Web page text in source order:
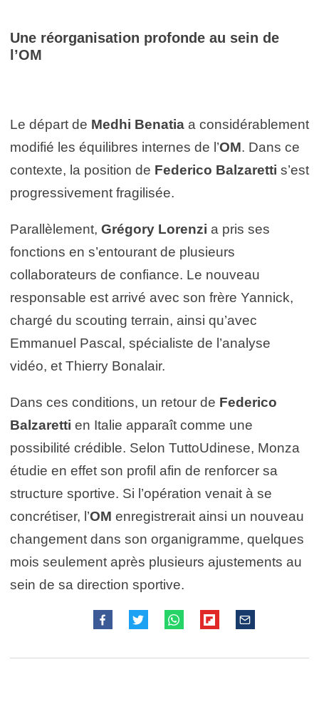
Une réorganisation profonde au sein de
l’OM
Le départ de Medhi Benatia a considérablement
modifié les équilibres internes de l’OM. Dans ce
contexte, la position de Federico Balzaretti s’est
progressivement fragilisée.
Parallèlement, Grégory Lorenzi a pris ses
fonctions en s’entourant de plusieurs
collaborateurs de confiance. Le nouveau
responsable est arrivé avec son frère Yannick,
chargé du scouting terrain, ainsi qu’avec
Emmanuel Pascal, spécialiste de l’analyse
vidéo, et Thierry Bonalair.
Dans ces conditions, un retour de Federico
Balzaretti en Italie apparaît comme une
possibilité crédible. Selon TuttoUdinese, Monza
étudie en effet son profil afin de renforcer sa
structure sportive. Si l’opération venait à se
concrétiser, l’OM enregistrerait ainsi un nouveau
changement dans son organigramme, quelques
mois seulement après plusieurs ajustements au
sein de sa direction sportive.